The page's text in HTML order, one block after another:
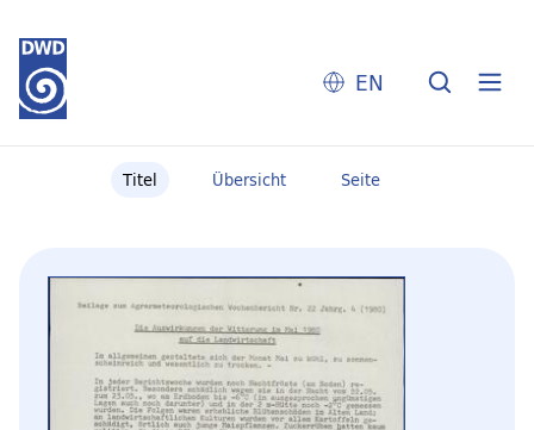
EN
Titel Übersicht Seite